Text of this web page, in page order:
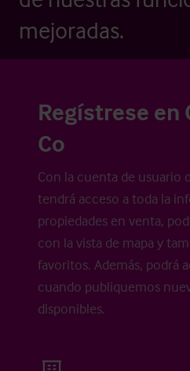
mejoradas.
Regístrese en
Co
Con la cuenta de usuario
tendrá acceso a toda la
propiedades en venta,
con la vista de mapa y
favoritos. Además, podrá
cuando publiquemos
disponibles.